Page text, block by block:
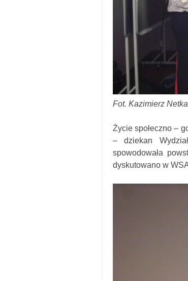
Fot. Kazimierz
Życie społeczno –
– dziekan
spowodowała
dyskutowano w